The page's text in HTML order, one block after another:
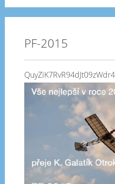
PF-2015